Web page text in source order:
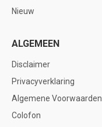
Nieuw
ALGEMEEN
Disclaimer
Privacyverklaring
Algemene Voorwaarden
Colofon